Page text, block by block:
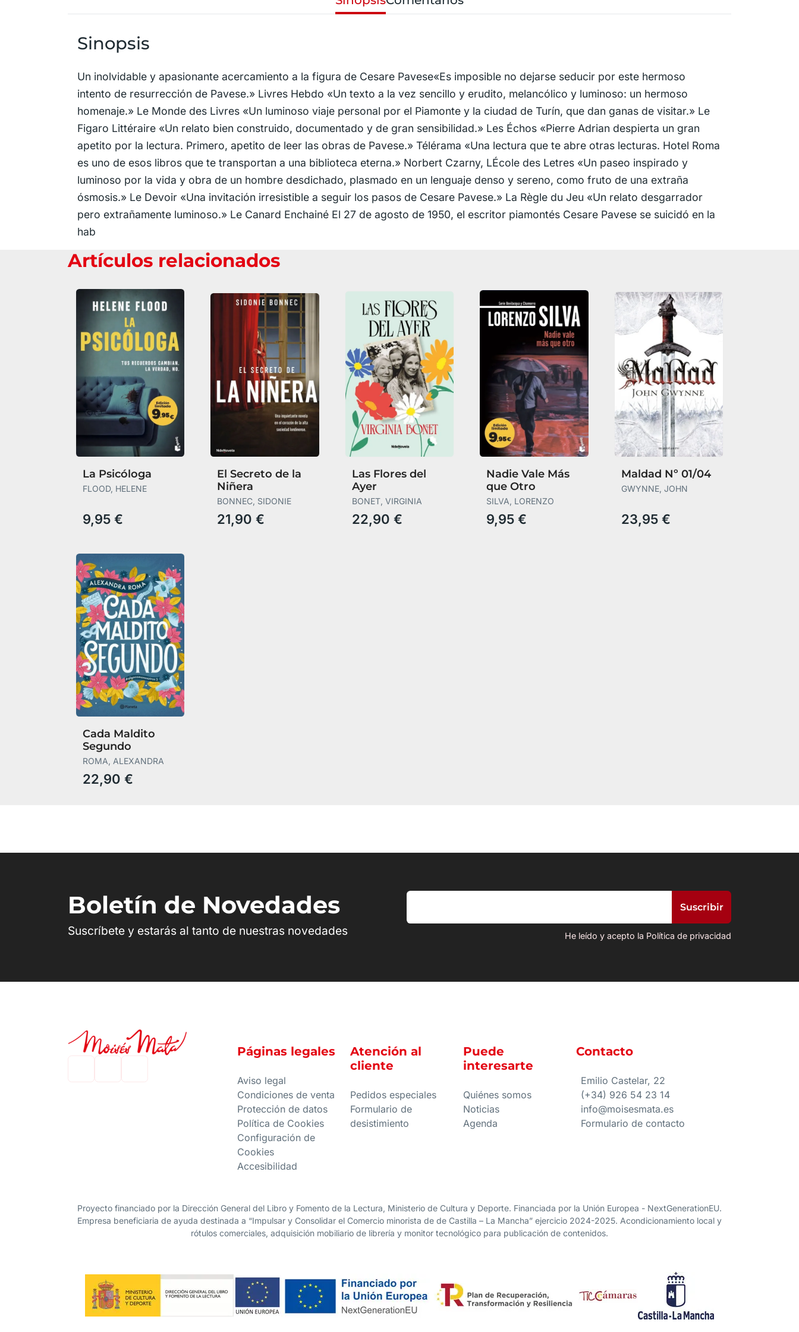
Sinopsis
Un inolvidable y apasionante acercamiento a la figura de Cesare Pavese«Es imposible no dejarse seducir por este hermoso
intento de resurrección de Pavese.» Livres Hebdo «Un texto a la vez sencillo y erudito, melancólico y luminoso: un hermoso
homenaje.» Le Monde des Livres «Un luminoso viaje personal por el Piamonte y la ciudad de Turín, que dan ganas de visitar.» Le
Figaro Littéraire «Un relato bien construido, documentado y de gran sensibilidad.» Les Échos «Pierre Adrian despierta un gran
apetito por la lectura. Primero, apetito de leer las obras de Pavese.» Télérama «Una lectura que te abre otras lecturas. Hotel Roma
es uno de esos libros que te transportan a una biblioteca eterna.» Norbert Czarny, LÉcole des Letres «Un paseo inspirado y
luminoso por la vida y obra de un hombre desdichado, plasmado en un lenguaje denso y sereno, como fruto de una extraña
ósmosis.» Le Devoir «Una invitación irresistible a seguir los pasos de Cesare Pavese.» La Règle du Jeu «Un relato desgarrador
pero extrañamente luminoso.» Le Canard Enchainé El 27 de agosto de 1950, el escritor piamontés Cesare Pavese se suicidó en la
hab
Artículos relacionados
La Psicóloga
FLOOD, HELENE
9,95 €
El Secreto de la
Niñera
BONNEC, SIDONIE
21,90 €
Las Flores del
Ayer
BONET, VIRGINIA
22,90 €
Nadie Vale Más
que Otro
SILVA, LORENZO
9,95 €
Maldad Nº 01/04
GWYNNE, JOHN
23,95 €
Cada Maldito
Segundo
ROMA, ALEXANDRA
22,90 €
Boletín de Novedades
Suscríbete y estarás al tanto de nuestras novedades He leído y acepto la Política de privacidad
Páginas legales
Aviso legal
Condiciones de venta
Protección de datos
Política de Cookies
Configuración de
Cookies
Accesibilidad
Atención al
cliente
Pedidos especiales
Formulario de
desistimiento
Puede
interesarte
Quiénes somos
Noticias
Agenda
Contacto
Emilio Castelar, 22
(+34) 926 54 23 14
info@moisesmata.es
Formulario de contacto
Proyecto financiado por la Dirección General del Libro y Fomento de la Lectura, Ministerio de Cultura y Deporte. Financiada por la Unión Europea - NextGenerationEU.
Empresa beneficiaria de ayuda destinada a “Impulsar y Consolidar el Comercio minorista de de Castilla – La Mancha” ejercicio 2024-2025. Acondicionamiento local y
rótulos comerciales, adquisición mobiliario de librería y monitor tecnológico para publicación de contenidos.